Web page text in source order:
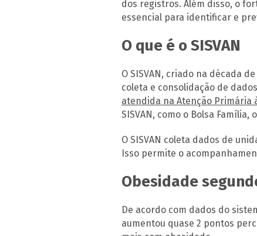
dos registros. Além disso, o
essencial para identificar e
O que é o SISVAN
O SISVAN, criado na década
coleta e consolidação de
atendida na Atenção Primária
SISVAN, como o Bolsa Família,
O SISVAN coleta dados de
Isso permite o
Obesidade
De acordo com dados do
aumentou quase 2 pontos